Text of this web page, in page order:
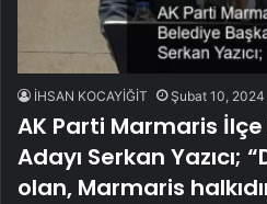
İHSAN KOCAYİĞİT Şubat 10, 2024
AK Parti Marmaris
Adayı Serkan Yazıcı;
olan, Marmaris